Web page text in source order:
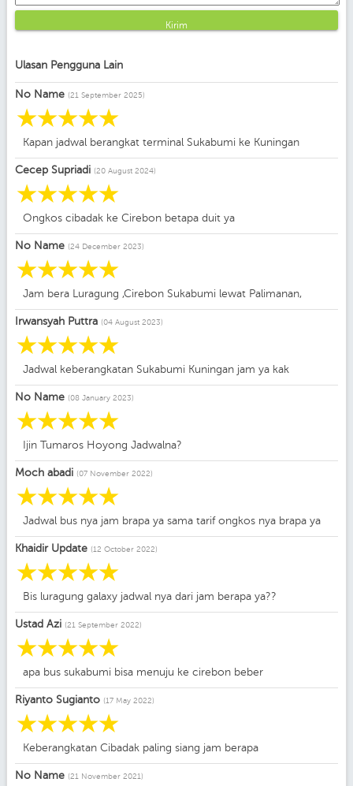
Kirim
Ulasan Pengguna Lain
No Name (21 September 2025)
☆
☆
☆
☆
☆
Kapan jadwal berangkat terminal Sukabumi ke Kuningan
Cecep Supriadi (20 August 2024)
☆
☆
☆
☆
☆
Ongkos cibadak ke Cirebon betapa duit ya
No Name (24 December 2023)
☆
☆
☆
☆
☆
Jam bera Luragung ,Cirebon Sukabumi lewat Palimanan,
Irwansyah Puttra (04 August 2023)
☆
☆
☆
☆
☆
Jadwal keberangkatan Sukabumi Kuningan jam ya kak
No Name (08 January 2023)
☆
☆
☆
☆
☆
Ijin Tumaros Hoyong Jadwalna?
Moch abadi (07 November 2022)
☆
☆
☆
☆
☆
Jadwal bus nya jam brapa ya sama tarif ongkos nya brapa ya
Khaidir Update (12 October 2022)
☆
☆
☆
☆
☆
Bis luragung galaxy jadwal nya dari jam berapa ya??
Ustad Azi (21 September 2022)
☆
☆
☆
☆
☆
apa bus sukabumi bisa menuju ke cirebon beber
Riyanto Sugianto (17 May 2022)
☆
☆
☆
☆
☆
Keberangkatan Cibadak paling siang jam berapa
No Name (21 November 2021)